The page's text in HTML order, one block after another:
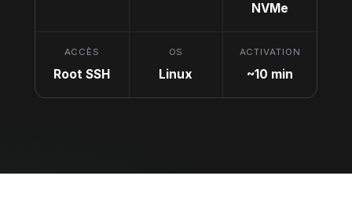
NVMe
ACCÈS
Root SSH
OS
Linux
ACTIVATION
~10 min